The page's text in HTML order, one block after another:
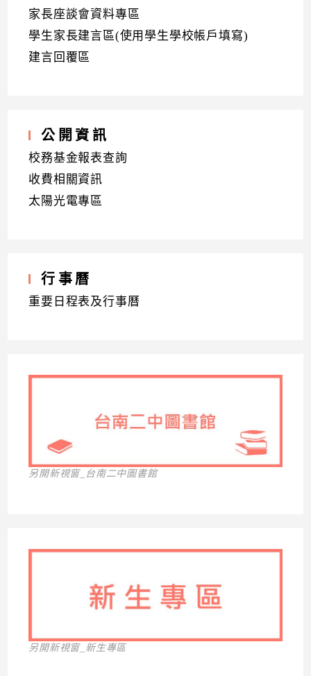
家長座談會資料專區
學生家長建言區(使用學生學校帳戶填寫)
建言回覆區
公開資訊
校務基金報表查詢
收費相關資訊
太陽光電專區
行事曆
重要日程表及行事曆
另開新視窗_台南二中圖書館
另開新視窗_新生專區